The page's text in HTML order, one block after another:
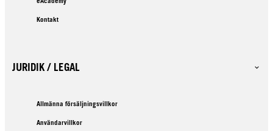
Kontakt
JURIDIK / LEGAL
Allmänna försäljningsvillkor
Användarvillkor